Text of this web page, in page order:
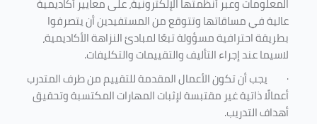
عالية في مساقاتها وتتوقع من المستفيدين أن يتصرفوا
بطريقة احترافية مسؤولة تبعًا لمبادئ النزاهة الأكاديمية،
لاسيما عند إجراء التأليف والتقييمات والتكليفات.
· يجب أن تكون الأعمال المقدمة للتقييم من طرف المتدرب
أعمالًا ذاتية غير مقتبسة لإثبات المهارات المكتسبة وتحقيق
أهداف التدريب.